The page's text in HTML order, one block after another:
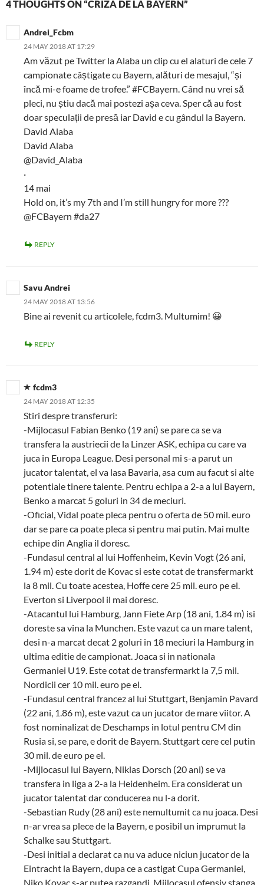
4 THOUGHTS ON “CRIZA DE LA BAYERN”
Andrei_Fcbm
24 MAY 2018 AT 17:29
Am văzut pe Twitter la Alaba un clip cu el alaturi de cele 7
campionate câștigate cu Bayern, alături de mesajul, “și
încă mi-e foame de trofee.” #FCBayern. Când nu vrei să
pleci, nu știu dacă mai postezi așa ceva. Sper că au fost
doar speculații de presă iar David e cu gândul la Bayern.
David Alaba
David Alaba
@David_Alaba
·
14 mai
Hold on, it’s my 7th and I’m still hungry for more ???
@FCBayern #da27
REPLY
Savu Andrei
24 MAY 2018 AT 13:56
Bine ai revenit cu articolele, fcdm3. Multumim! 😀
REPLY
fcdm3
24 MAY 2018 AT 12:35
Stiri despre transferuri:
-Mijlocasul Fabian Benko (19 ani) se pare ca se va
transfera la austriecii de la Linzer ASK, echipa cu care va
juca in Europa League. Desi personal mi s-a parut un
jucator talentat, el va lasa Bavaria, asa cum au facut si alte
potentiale tinere talente. Pentru echipa a 2-a a lui Bayern,
Benko a marcat 5 goluri in 34 de meciuri.
-Oficial, Vidal poate pleca pentru o oferta de 50 mil. euro
dar se pare ca poate pleca si pentru mai putin. Mai multe
echipe din Anglia il doresc.
-Fundasul central al lui Hoffenheim, Kevin Vogt (26 ani,
1.94 m) este dorit de Kovac si este cotat de transfermarkt
la 8 mil. Cu toate acestea, Hoffe cere 25 mil. euro pe el.
Everton si Liverpool il mai doresc.
-Atacantul lui Hamburg, Jann Fiete Arp (18 ani, 1.84 m) isi
doreste sa vina la Munchen. Este vazut ca un mare talent,
desi n-a marcat decat 2 goluri in 18 meciuri la Hamburg in
ultima editie de campionat. Joaca si in nationala
Germaniei U19. Este cotat de transfermarkt la 7,5 mil.
Nordicii cer 10 mil. euro pe el.
-Fundasul central francez al lui Stuttgart, Benjamin Pavard
(22 ani, 1.86 m), este vazut ca un jucator de mare viitor. A
fost nominalizat de Deschamps in lotul pentru CM din
Rusia si, se pare, e dorit de Bayern. Stuttgart cere cel putin
30 mil. de euro pe el.
-Mijlocasul lui Bayern, Niklas Dorsch (20 ani) se va
transfera in liga a 2-a la Heidenheim. Era considerat un
jucator talentat dar conducerea nu l-a dorit.
-Sebastian Rudy (28 ani) este nemultumit ca nu joaca. Desi
n-ar vrea sa plece de la Bayern, e posibil un imprumut la
Schalke sau Stuttgart.
-Desi initial a declarat ca nu va aduce niciun jucator de la
Eintracht la Bayern, dupa ce a castigat Cupa Germaniei,
Niko Kovac s-ar putea razgandi. Mijlocasul ofensiv stanga